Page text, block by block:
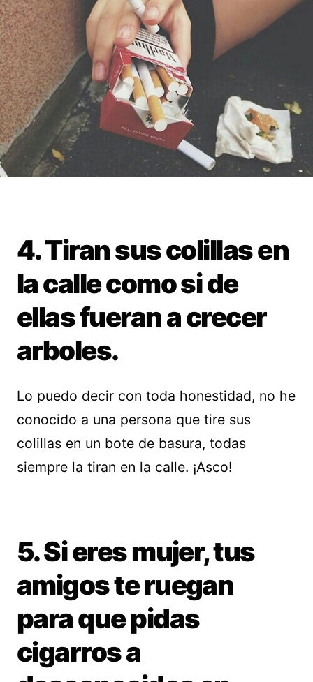
4. Tiran sus colillas en
la calle como si de
ellas fueran a crecer
arboles.
Lo puedo decir con toda honestidad, no he
conocido a una persona que tire sus
colillas en un bote de basura, todas
siempre la tiran en la calle. ¡Asco!
5. Si eres mujer, tus
amigos te ruegan
para que pidas
cigarros a